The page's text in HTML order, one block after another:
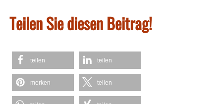
Teilen Sie diesen Beitrag!
teilen teilen
merken teilen